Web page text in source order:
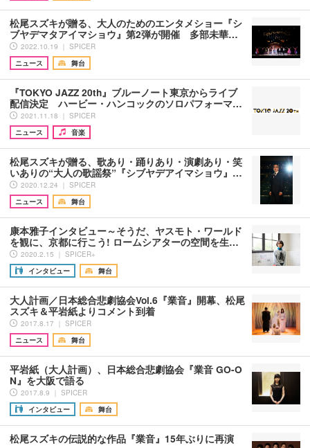
松尾スズキが贈る、大人のためのエンタメショー『シ
ブヤデマタアイマショウ』第2弾が開催 多部未華…
2022.10.19 ｜ SPICER
ニュース
舞台
『TOKYO JAZZ 20th』ブルーノート東京からライブ
配信決定 ハービー・ハンコックのソロパフォーマ…
2021.11.18 ｜ SPICER
ニュース
音楽
松尾スズキが贈る、歌あり・踊りあり・演劇あり・笑
いありの“大人の歌謡祭”『シブヤデアイマショウ』…
2020.12.24 ｜ SPICER
ニュース
舞台
康本雅子インタビュー～そうだ、ヤスモト・ワールド
を観に、京都に行こう! ロームシアターの空間を生…
2020.2.15 ｜ SPICER+
インタビュー
舞台
大人計画／日本総合悲劇協会Vol.6『業音』開幕、松尾
スズキ＆平岩紙よりコメント到着
2017.8.17 ｜ SPICER
ニュース
舞台
平岩紙（大人計画）、日本総合悲劇協会『業音 GO-O
N』を大阪で語る
2017.8.9 ｜ SPICER
インタビュー
舞台
松尾スズキの伝説的な作品『業音』15年ぶりに再演